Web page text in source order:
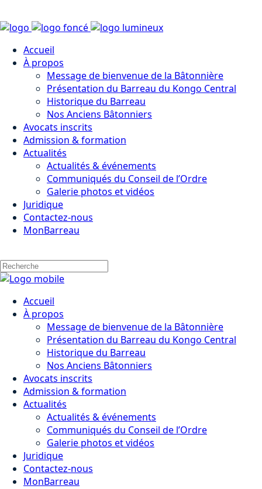
Accueil
À propos
Message de bienvenue de la Bâtonnière
Présentation du Barreau du Kongo Central
Historique du Barreau
Nos Anciens Bâtonniers
Avocats inscrits
Admission & formation
Actualités
Actualités & événements
Communiqués du Conseil de l’Ordre
Galerie photos et vidéos
Juridique
Contactez-nous
MonBarreau
Accueil
À propos
Message de bienvenue de la Bâtonnière
Présentation du Barreau du Kongo Central
Historique du Barreau
Nos Anciens Bâtonniers
Avocats inscrits
Admission & formation
Actualités
Actualités & événements
Communiqués du Conseil de l’Ordre
Galerie photos et vidéos
Juridique
Contactez-nous
MonBarreau